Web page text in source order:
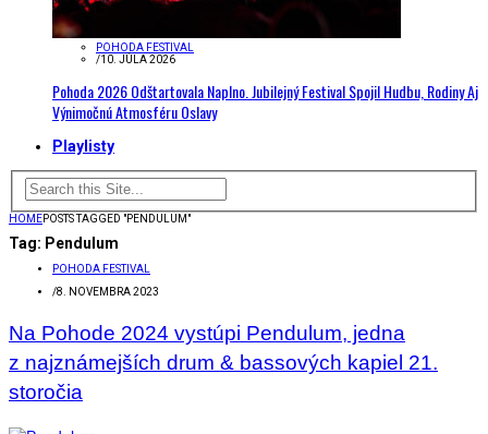
POHODA FESTIVAL
/10. JÚLA 2026
Pohoda 2026 Odštartovala Naplno. Jubilejný Festival Spojil Hudbu, Rodiny Aj
Výnimočnú Atmosféru Oslavy
Playlisty
HOMEPOSTS TAGGED "PENDULUM"
Tag: Pendulum
POHODA FESTIVAL
/8. NOVEMBRA 2023
Na Pohode 2024 vystúpi Pendulum, jedna
z najznámejších drum & bassových kapiel 21.
storočia